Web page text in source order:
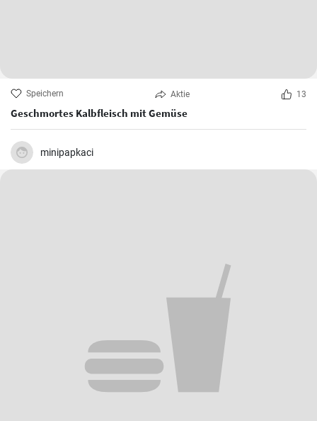
Speichern Aktie 13
Geschmortes Kalbfleisch mit Gemüse
minipapkaci